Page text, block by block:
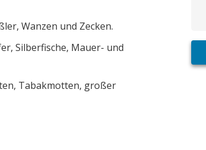
Wanzen und Zecken.
Silberfische, Mauer- und
Tabakmotten, großer